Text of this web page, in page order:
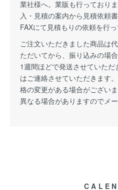
業社様へ。業販も行っており
入・見積の案内から見積依頼
FAXにて見積もりの依頼を行っ
ご注文いただきました商品は
ただいてから、振り込みの場
1週間ほどで発送させていた
はご連絡させていただきます
格の変更がある場合がござい
異なる場合がありますのでメ